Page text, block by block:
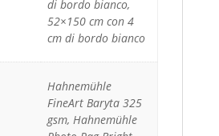
di bordo bianco,
52×150 cm con 4
cm di bordo bianco
Hahnemühle
FineArt Baryta 325
gsm, Hahnemühle